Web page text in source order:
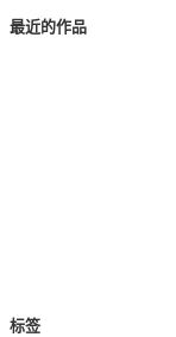
最近的作品
标签